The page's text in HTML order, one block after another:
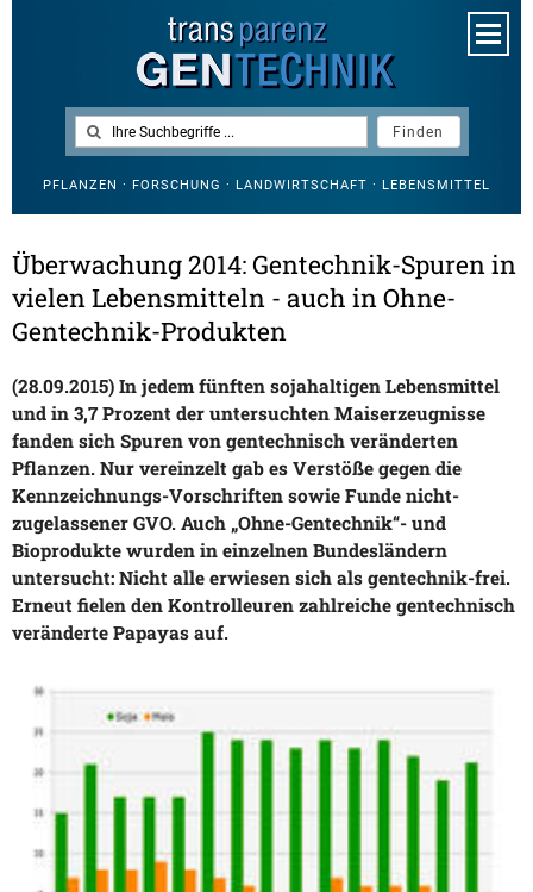
PFLANZEN · FORSCHUNG · LANDWIRTSCHAFT · LEBENSMITTEL
Überwachung 2014: Gentechnik-Spuren in
vielen Lebensmitteln - auch in Ohne-
Gentechnik-Produkten
(28.09.2015) In jedem fünften sojahaltigen Lebensmittel
und in 3,7 Prozent der untersuchten Maiserzeugnisse
fanden sich Spuren von gentechnisch veränderten
Pflanzen. Nur vereinzelt gab es Verstöße gegen die
Kennzeichnungs-Vorschriften sowie Funde nicht-
zugelassener GVO. Auch „Ohne-Gentechnik“- und
Bioprodukte wurden in einzelnen Bundesländern
untersucht: Nicht alle erwiesen sich als gentechnik-frei.
Erneut fielen den Kontrolleuren zahlreiche gentechnisch
veränderte Papayas auf.